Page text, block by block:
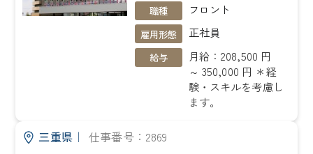
職種 フロント
雇用形態 正社員
給与
月給：208,500 円
～ 350,000 円 ＊経
験・スキルを考慮し
ます。
三重県｜ 仕事番号：2869